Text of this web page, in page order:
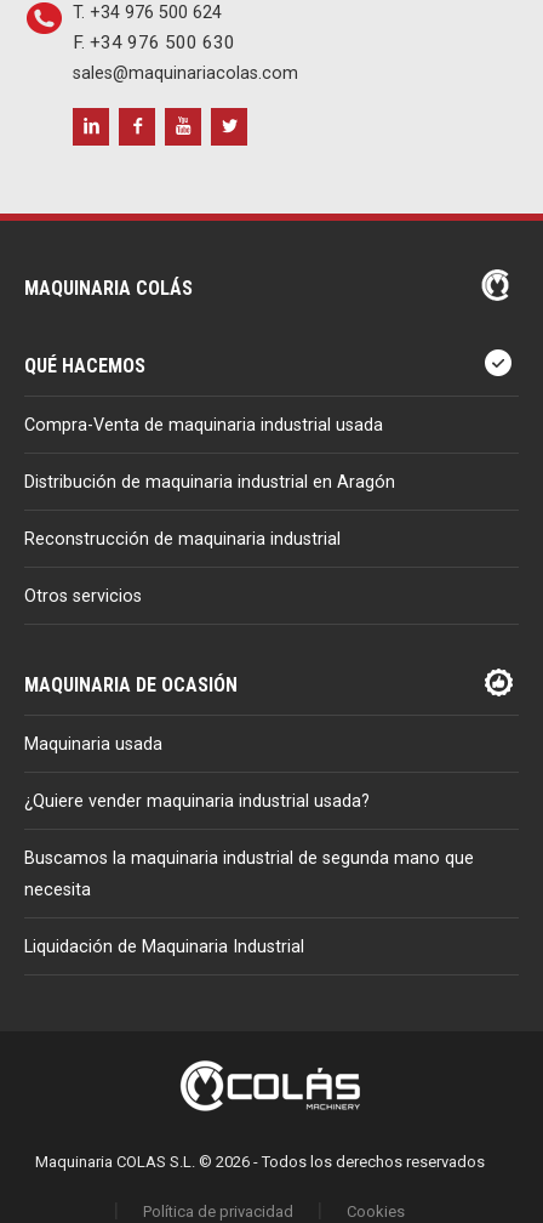
T. +34 976 500 624
F. +34 976 500 630
sales@maquinariacolas.com
MAQUINARIA COLÁS
QUÉ HACEMOS
Compra-Venta de maquinaria industrial usada
Distribución de maquinaria industrial en Aragón
Reconstrucción de maquinaria industrial
Otros servicios
MAQUINARIA DE OCASIÓN
Maquinaria usada
¿Quiere vender maquinaria industrial usada?
Buscamos la maquinaria industrial de segunda mano que
necesita
Liquidación de Maquinaria Industrial
Maquinaria COLAS S.L. © 2026 - Todos los derechos reservados
Política de privacidad Cookies